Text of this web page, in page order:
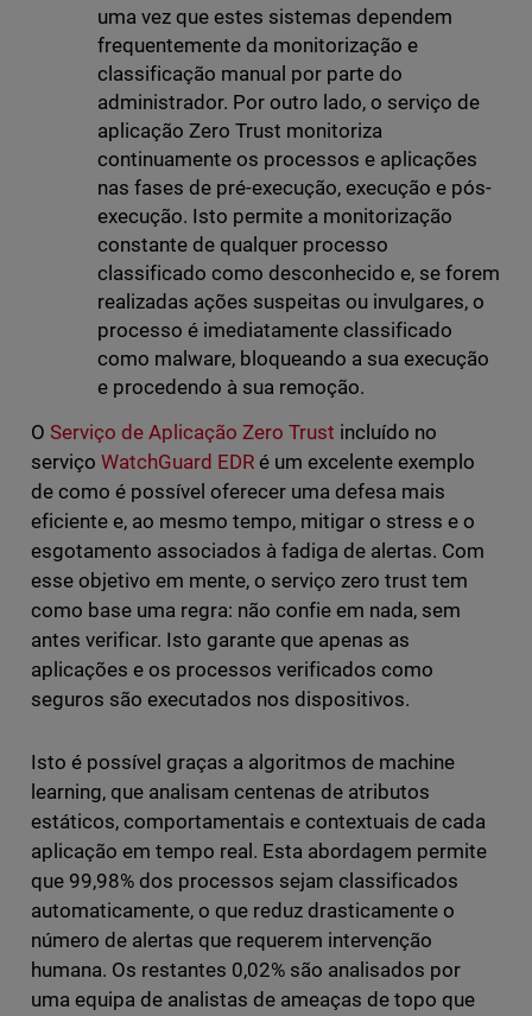
uma vez que estes sistemas dependem
frequentemente da monitorização e
classificação manual por parte do
administrador. Por outro lado, o serviço de
aplicação Zero Trust monitoriza
continuamente os processos e aplicações
nas fases de pré-execução, execução e pós-
execução. Isto permite a monitorização
constante de qualquer processo
classificado como desconhecido e, se forem
realizadas ações suspeitas ou invulgares, o
processo é imediatamente classificado
como malware, bloqueando a sua execução
e procedendo à sua remoção.
O Serviço de Aplicação Zero Trust incluído no
serviço WatchGuard EDRé um excelente exemplo
de como é possível oferecer uma defesa mais
eficiente e, ao mesmo tempo, mitigar o stress e o
esgotamento associados à fadiga de alertas. Com
esse objetivo em mente, o serviço zero trust tem
como base uma regra: não confie em nada, sem
antes verificar. Isto garante que apenas as
aplicações e os processos verificados como
seguros são executados nos dispositivos.
Isto é possível graças a algoritmos de machine
learning, que analisam centenas de atributos
estáticos, comportamentais e contextuais de cada
aplicação em tempo real. Esta abordagem permite
que 99,98% dos processos sejam classificados
automaticamente, o que reduz drasticamente o
número de alertas que requerem intervenção
humana. Os restantes 0,02% são analisados por
uma equipa de analistas de ameaças de topo que